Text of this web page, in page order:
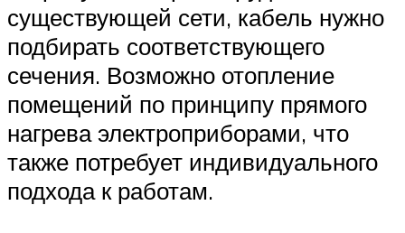
существующей сети, кабель нужно
подбирать соответствующего
сечения. Возможно отопление
помещений по принципу прямого
нагрева электроприборами, что
также потребует индивидуального
подхода к работам.